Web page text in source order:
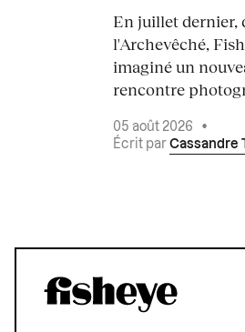
En juillet dernier,
l'Archevêché,
imaginé un
rencontre
05 août 2026
•
Écrit par Cassandre